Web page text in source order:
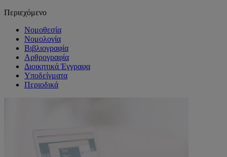
Περιεχόμενο
Νομοθεσία
Νομολογία
Βιβλιογραφία
Αρθρογραφία
Διοικητικά Έγγραφα
Υποδείγματα
Περιοδικά